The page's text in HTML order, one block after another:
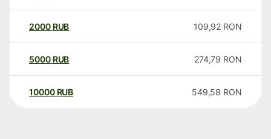
2000 RUB 109,92 RON
5000 RUB 274,79 RON
10000 RUB 549,58 RON